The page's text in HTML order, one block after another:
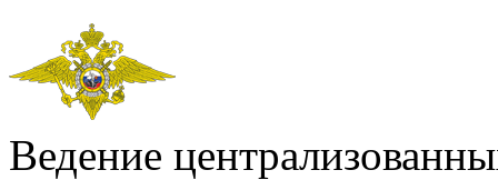
Ведение